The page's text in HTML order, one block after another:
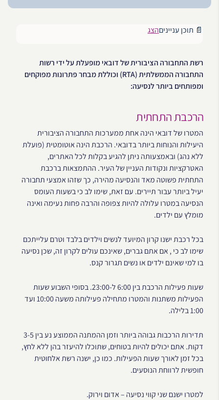
📄 תוכן ענייניםהצג
רשת התחבורה הציבורית של דובאי מופעלת על ידי רשות
התחבורה הממשלתית (RTA) וכוללת מבחר פתרונות מפוקחים
ומפותחים ביותר לנסיעה:
הרכבת התחתית
המטרו של דובאי הינה אחת ממערכות התחבורה הציבורית
היעילות והנוחות ביותר בדובאי. הרכבת הינה אוטומטית (פועלת
ללא נהג) ובאמצעותה ניתן להגיע בקלות לכל האתרים,
האטרקציות ונקודות העניין של העיר. ההתמצאות ברכבת
התחתית פשוטה מאד והנסיעה מהירה, כך שזהו אמצעי תחבורה
יעיל ביותר עבור תיירים. עם זאת, שימו לב כי בשעות העומס
הנסיעה במטרו עלולה להיות צפופה והרבה פחות נעימה ואינה
מומלץ עם ילדים.
בכל רכבת ישנו קרון המיועד לנשים וילדים בלבד וטרם עלייתכם
שימו לב כי , אם אתם גברים, שאינכם עולים לקרון זה, שכן נסיעה
בו למי שאינם ילדים או נשים תגרור קנס.
שעות פעילות הרכבת בין 6:00 ל-23:00. בסופי השבוע שעות
הפעילות משתנות והמטרו מתחילה פעילותה משעה 10:00 ועד
1:00 בלילה.
תדירות הרכבות גבוהה ביותר וזמן ההמתנה הממוצע נע בין 3-5
דקות. אתם יכולים להיות בטוחים, שתוכלו להיעזר בהן ללא לחץ,
בכל זמן לאורך שעות הפעילות. כמו כן, ישנה רשת אלחוטית
חופשית לרווחת הנוסעים.
למטרו ישנם שני קווי נסיעה – אדום וירוק.